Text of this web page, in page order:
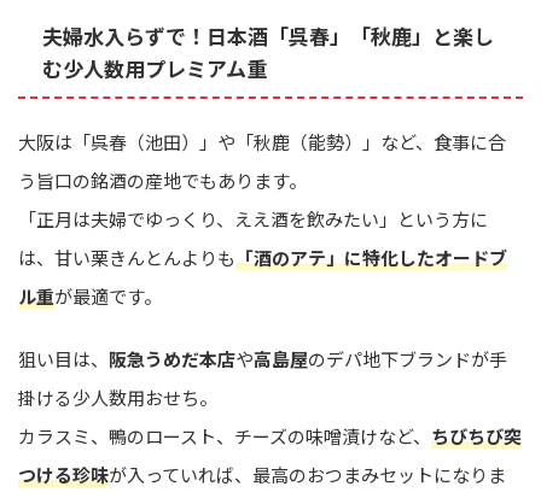
夫婦水入らずで！日本酒「呉春」「秋鹿」と楽し
む少人数用プレミアム重
大阪は「呉春（池田）」や「秋鹿（能勢）」など、食事に合
う旨口の銘酒の産地でもあります。
「正月は夫婦でゆっくり、ええ酒を飲みたい」という方に
は、甘い栗きんとんよりも「酒のアテ」に特化したオードブ
ル重が最適です。
狙い目は、 阪急うめだ本店や高島屋のデパ地下ブランドが手
掛ける少人数用おせち。
カラスミ、鴨のロースト、チーズの味噌漬けなど、 ちびちび突
つける珍味が入っていれば、最高のおつまみセットになりま